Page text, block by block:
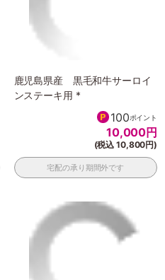
鹿児島県産 黒毛和牛サーロイ
ンステーキ用 *
100ポイント
10,000円
(税込 10,800円)
宅配の承り期間外です